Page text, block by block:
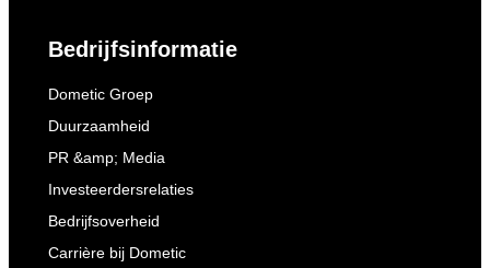
Bedrijfsinformatie
Dometic Groep
Duurzaamheid
PR &amp; Media
Investeerdersrelaties
Bedrijfsoverheid
Carrière bij Dometic